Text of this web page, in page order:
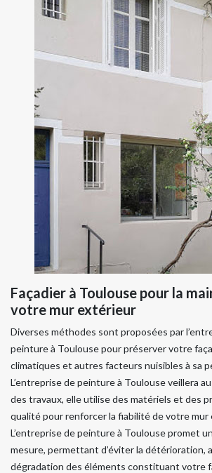
Façadier à Toulouse pour la
votre mur extérieur
Diverses méthodes sont proposées par
peinture à Toulouse pour préserver votre
climatiques et autres facteurs nuisibles à sa
L’entreprise de peinture à Toulouse veillera
des travaux, elle utilise des matériels et des
qualité pour renforcer la fiabilité de votre mur
L’entreprise de peinture à Toulouse promet
mesure, permettant d’éviter la détérioration,
dégradation des éléments constituant votre